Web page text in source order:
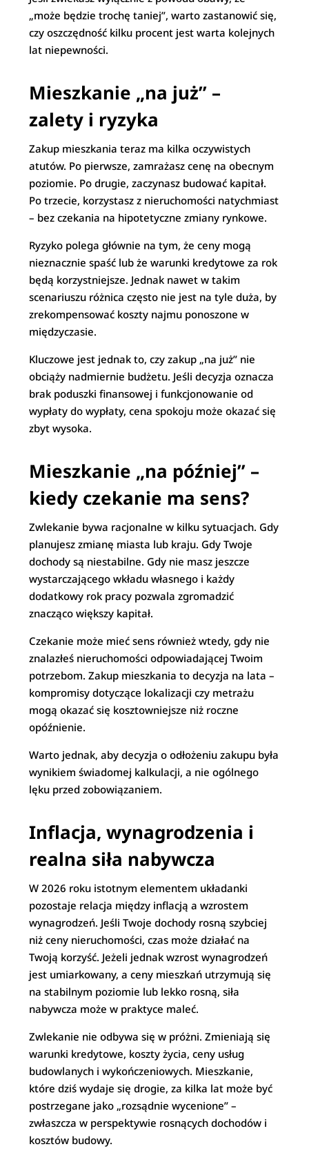
„może będzie trochę taniej”, warto zastanowić się,
czy oszczędność kilku procent jest warta kolejnych
lat niepewności.
Mieszkanie „na już” –
zalety i ryzyka
Zakup mieszkania teraz ma kilka oczywistych
atutów. Po pierwsze, zamrażasz cenę na obecnym
poziomie. Po drugie, zaczynasz budować kapitał.
Po trzecie, korzystasz z nieruchomości natychmiast
– bez czekania na hipotetyczne zmiany rynkowe.
Ryzyko polega głównie na tym, że ceny mogą
nieznacznie spaść lub że warunki kredytowe za rok
będą korzystniejsze. Jednak nawet w takim
scenariuszu różnica często nie jest na tyle duża, by
zrekompensować koszty najmu ponoszone w
międzyczasie.
Kluczowe jest jednak to, czy zakup „na już” nie
obciąży nadmiernie budżetu. Jeśli decyzja oznacza
brak poduszki finansowej i funkcjonowanie od
wypłaty do wypłaty, cena spokoju może okazać się
zbyt wysoka.
Mieszkanie „na później” –
kiedy czekanie ma sens?
Zwlekanie bywa racjonalne w kilku sytuacjach. Gdy
planujesz zmianę miasta lub kraju. Gdy Twoje
dochody są niestabilne. Gdy nie masz jeszcze
wystarczającego wkładu własnego i każdy
dodatkowy rok pracy pozwala zgromadzić
znacząco większy kapitał.
Czekanie może mieć sens również wtedy, gdy nie
znalazłeś nieruchomości odpowiadającej Twoim
potrzebom. Zakup mieszkania to decyzja na lata –
kompromisy dotyczące lokalizacji czy metrażu
mogą okazać się kosztowniejsze niż roczne
opóźnienie.
Warto jednak, aby decyzja o odłożeniu zakupu była
wynikiem świadomej kalkulacji, a nie ogólnego
lęku przed zobowiązaniem.
Inflacja, wynagrodzenia i
realna siła nabywcza
W 2026 roku istotnym elementem układanki
pozostaje relacja między inflacją a wzrostem
wynagrodzeń. Jeśli Twoje dochody rosną szybciej
niż ceny nieruchomości, czas może działać na
Twoją korzyść. Jeżeli jednak wzrost wynagrodzeń
jest umiarkowany, a ceny mieszkań utrzymują się
na stabilnym poziomie lub lekko rosną, siła
nabywcza może w praktyce maleć.
Zwlekanie nie odbywa się w próżni. Zmieniają się
warunki kredytowe, koszty życia, ceny usług
budowlanych i wykończeniowych. Mieszkanie,
które dziś wydaje się drogie, za kilka lat może być
postrzegane jako „rozsądnie wycenione” –
zwłaszcza w perspektywie rosnących dochodów i
kosztów budowy.